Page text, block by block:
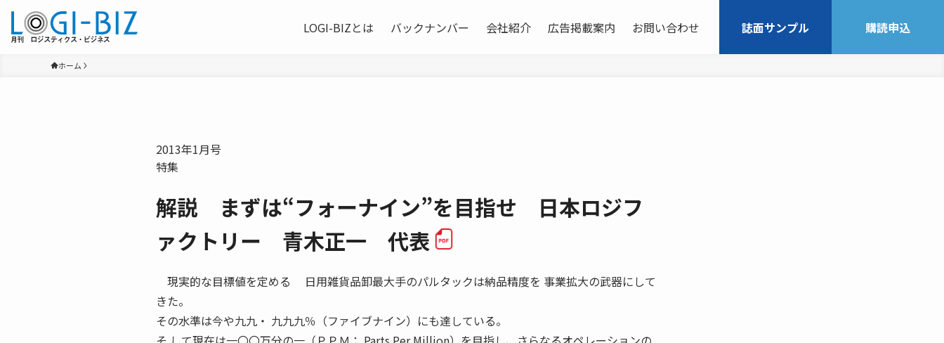
LOGI-BIZとは バックナンバー 会社紹介 広告掲載案内 お問い合わせ 誌面サンプル 購読申込
ホーム
2013年1月号
特集
解説 まずは“フォーナイン”を目指せ 日本ロジフ
ァクトリー 青木正一 代表
現実的な目標値を定める 日用雑貨品卸最大手のパルタックは納品精度を 事業拡大の武器にして
きた。
その水準は今や九九・ 九九九％（ファイブナイン）にも達している。